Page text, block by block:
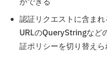
認証リクエストに含ま
URLのQueryStringなど
証ポリシーを切り替えら